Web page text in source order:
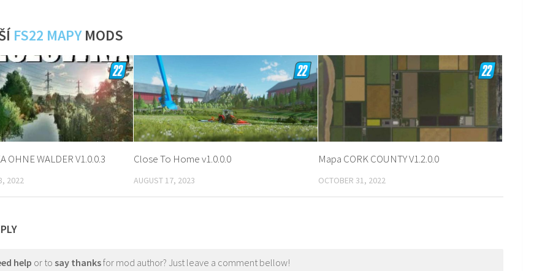
FS22 MAPYMODS
OHNE WALDER V1.0.0.3
2022
Close To Home v1.0.0.0
AUGUST 17, 2023
Mapa CORK COUNTY V1.2.0.0
OCTOBER 31, 2022
help or to say thanksfor mod author? Just leave a comment bellow!